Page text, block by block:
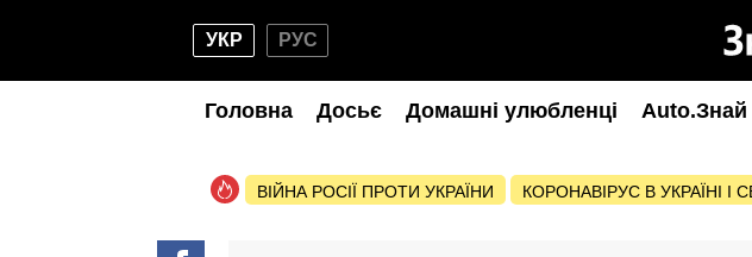
УКР РУС
Головна Досьє Домашні улюбленці Auto.Знай
ВІЙНА РОСІЇ ПРОТИ УКРАЇНИ КОРОНАВІРУС В УКРАЇНІ І